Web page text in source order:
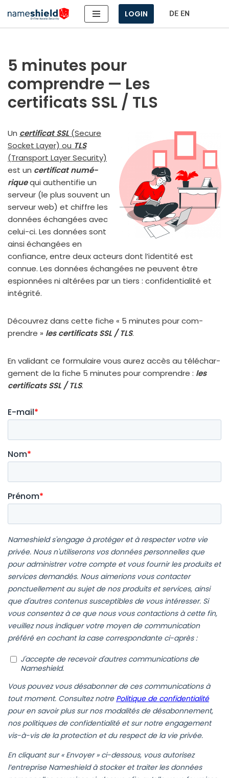
Aller
LOGIN
5 minutes pour
comprendre — Les
certificats SSL / TLS
Un cer­ti­fi­cat SSL (Secure
Socket Layer) ou TLS
(Transport Layer Security)
est un cer­ti­fi­cat numé­
riquequi authen­ti­fie un
ser­veur (le plus sou­vent un
ser­veur web) et chiffre les
don­nées échan­gées avec
celui-ci. Les don­nées sont
ain­si échan­gées en
confiance, entre deux acteurs dont l’identité est
connue. Les don­nées échan­gées ne peuvent être
espion­nées ni alté­rées par un tiers : confi­den­tia­li­té et
inté­gri­té.
Découvrez dans cette fiche « 5 minutes pour com­
prendre » les cer­ti­fi­cats SSL / TLS.
En vali­dant ce for­mu­laire vous aurez accès au télé­char­
ge­ment de la fiche 5 minutes pour com­prendre : les
cer­ti­fi­cats SSL / TLS.